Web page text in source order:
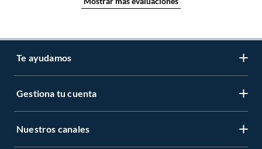
Te ayudamos
LIbro de reclamaciones
Gestiona tu cuenta
Mi cuenta
Nuestros canales